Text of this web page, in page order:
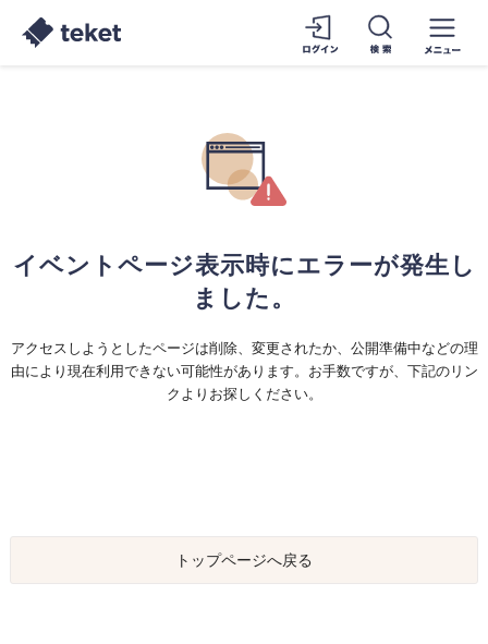
イベントページ表示時にエラーが発生し
ました。
アクセスしようとしたページは削除、変更されたか、公開準備中などの理
由により現在利用できない可能性があります。お手数ですが、下記のリン
クよりお探しください。
トップページへ戻る